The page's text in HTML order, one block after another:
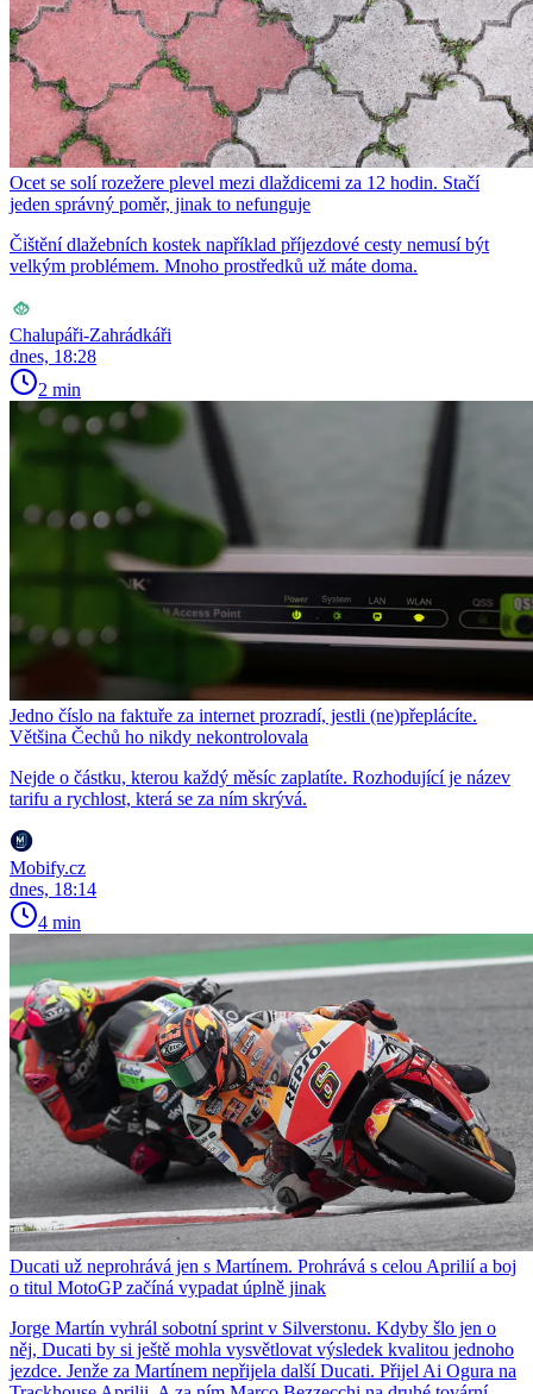
Ocet se solí rozežere plevel mezi dlaždicemi za 12 hodin. Stačí
jeden správný poměr, jinak to nefunguje
Čištění dlažebních kostek například příjezdové cesty nemusí být
velkým problémem. Mnoho prostředků už máte doma.
Chalupáři-Zahrádkáři
dnes, 18:28
2 min
Jedno číslo na faktuře za internet prozradí, jestli (ne)přeplácíte.
Většina Čechů ho nikdy nekontrolovala
Nejde o částku, kterou každý měsíc zaplatíte. Rozhodující je název
tarifu a rychlost, která se za ním skrývá.
Mobify.cz
dnes, 18:14
4 min
Ducati už neprohrává jen s Martínem. Prohrává s celou Aprilií a boj
o titul MotoGP začíná vypadat úplně jinak
Jorge Martín vyhrál sobotní sprint v Silverstonu. Kdyby šlo jen o
něj, Ducati by si ještě mohla vysvětlovat výsledek kvalitou jednoho
jezdce. Jenže za Martínem nepřijela další Ducati. Přijel Ai Ogura na